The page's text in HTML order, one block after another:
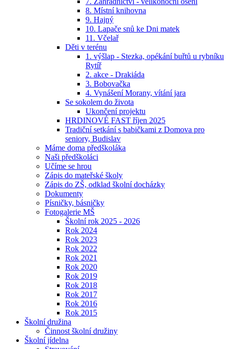
8. Místní knihovna
9. Hajný
10. Lapače snů ke Dni matek
11. Včelař
Děti v terénu
1. výšlap - Stezka, opékání buřtů u rybníku
Rytíř
2. akce - Drakiáda
3. Bobovačka
4. Vynášení Morany, vítání jara
Se sokolem do života
Ukončení projektu
HRDINOVÉ FAST říjen 2025
Tradiční setkání s babičkami z Domova pro
seniory, Budislav
Máme doma předškoláka
Naši předškoláci
Učíme se hrou
Zápis do mateřské školy
Zápis do ZŠ, odklad školní docházky
Dokumenty
Písničky, básničky
Fotogalerie MŠ
Školní rok 2025 - 2026
Rok 2024
Rok 2023
Rok 2022
Rok 2021
Rok 2020
Rok 2019
Rok 2018
Rok 2017
Rok 2016
Rok 2015
Školní družina
Činnost školní družiny
Školní jídelna